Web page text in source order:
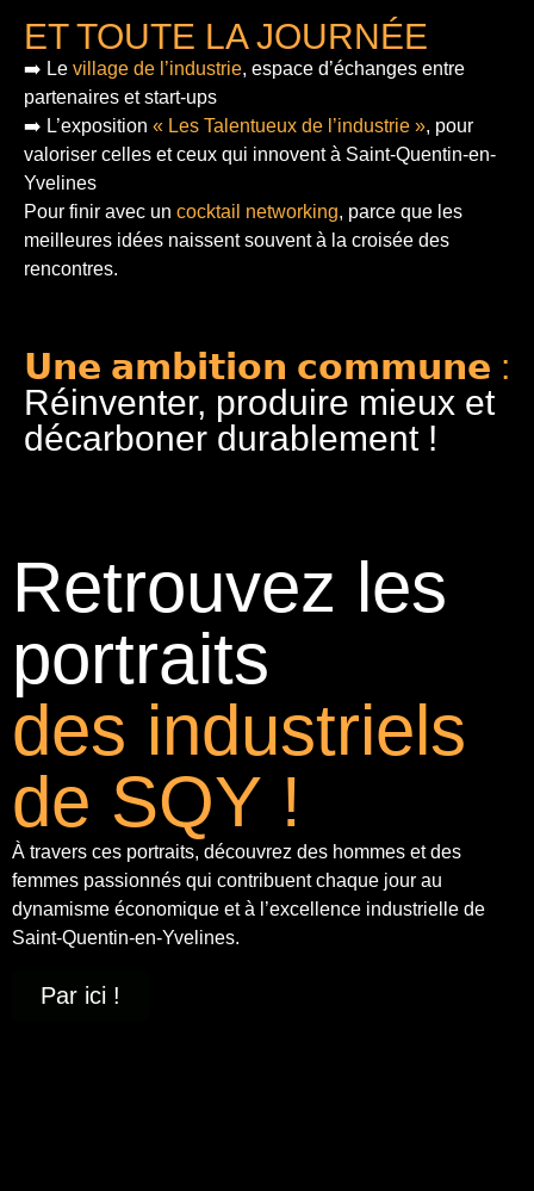
ET TOUTE LA JOURNÉE
➡️ Le village de l’industrie, espace d’échanges entre
partenaires et start-ups
➡️ L’exposition « Les Talentueux de l’industrie », pour
valoriser celles et ceux qui innovent à Saint-Quentin-en-
Yvelines
Pour finir avec un cocktail networking, parce que les
meilleures idées naissent souvent à la croisée des
rencontres.
𝗨𝗻𝗲 𝗮𝗺𝗯𝗶𝘁𝗶𝗼𝗻 𝗰𝗼𝗺𝗺𝘂𝗻𝗲 :
Réinventer, produire mieux et
décarboner durablement !
Retrouvez les
portraits
des industriels
de SQY !
À travers ces portraits, découvrez des hommes et des
femmes passionnés qui contribuent chaque jour au
dynamisme économique et à l’excellence industrielle de
Saint-Quentin-en-Yvelines.
Par ici !